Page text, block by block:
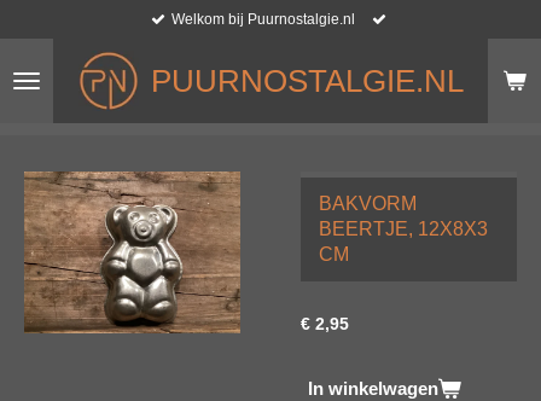
naar
hoofdinhoud
PUURNOSTALGIE.NL
Welkom bij Puurnostalgie.nl
BAKVORM
BEERTJE, 12X8X3
CM
€ 2,95
In winkelwagen